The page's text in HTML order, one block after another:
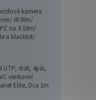
kamera
IR30m/
na 3-10m/
a blacklist/
UTP, drát, 4pár,
venkovní
Elite, Dca 1m